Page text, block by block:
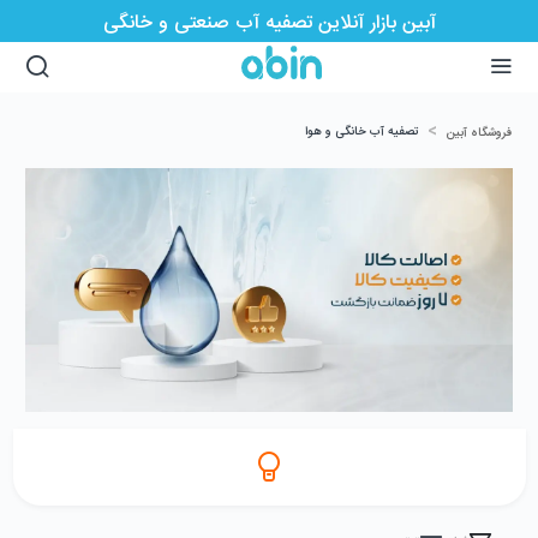
آبین بازار آنلاین تصفیه آب صنعتی و خانگی
فروشگاه آبین > تصفیه آب خانگی و هوا